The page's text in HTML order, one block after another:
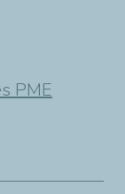
PME